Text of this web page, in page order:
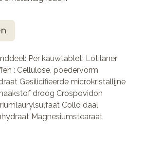
Per kauwtablet: Lotilaner
: Cellulose, poedervorm
Gesilicifieerde microkristallijne
droog Crospovidon
Colloïdaal
Magnesiumstearaat